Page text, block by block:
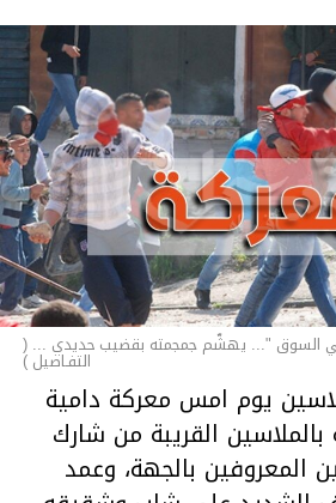
السوق "... يهشّم جمجمته بقضيب حديدي ... (
التفـاصيل )
يوم امس معركة دامية
القريبة من شارك
المعروفين بالجهة، وعمد